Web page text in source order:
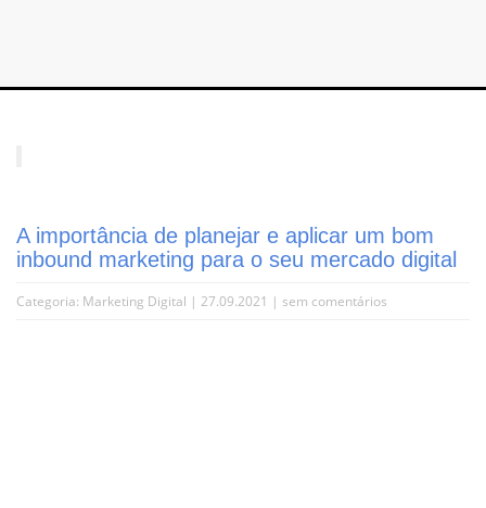
A importância de planejar e aplicar um bom
inbound marketing para o seu mercado digital
Categoria: Marketing Digital | 27.09.2021 | sem comentários